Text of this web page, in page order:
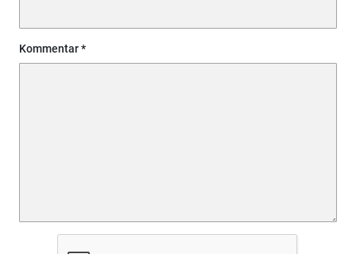
Kommentar